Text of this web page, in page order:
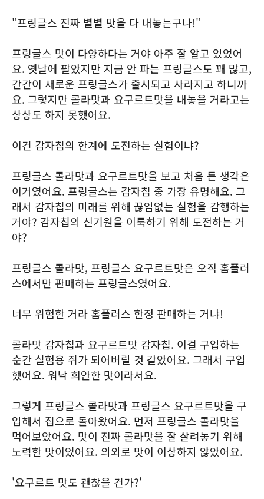
"프링글스 진짜 별별 맛을 다 내놓는구나!"
프링글스 맛이 다양하다는 거야 아주 잘 알고 있었어
요. 옛날에 팔았지만 지금 안 파는 프링글스도 꽤 많고,
간간이 새로운 프링글스가 출시되고 사라지고 하니까
요. 그렇지만 콜라맛과 요구르트맛을 내놓을 거라고는
상상도 하지 못했어요.
이건 감자칩의 한계에 도전하는 실험이냐?
프링글스 콜라맛과 요구르트맛을 보고 처음 든 생각은
이거였어요. 프링글스는 감자칩 중 가장 유명해요. 그
래서 감자칩의 미래를 위해 끊임없는 실험을 감행하는
거야? 감자칩의 신기원을 이룩하기 위해 도전하는 거
야?
프링글스 콜라맛, 프링글스 요구르트맛은 오직 홈플러
스에서만 판매하는 프링글스였어요.
너무 위험한 거라 홈플러스 한정 판매하는 거냐!
콜라맛 감자칩과 요구르트맛 감자칩. 이걸 구입하는
순간 실험용 쥐가 되어버릴 것 같았어요. 그래서 구입
했어요. 워낙 희안한 맛이라서요.
그렇게 프링글스 콜라맛과 프링글스 요구르트맛을 구
입해서 집으로 돌아왔어요. 먼저 프링글스 콜라맛을
먹어보았어요. 맛이 진짜 콜라맛을 잘 살려놓기 위해
노력한 맛이었어요. 의외로 맛이 이상하지 않았어요.
'요구르트 맛도 괜찮을 건가?'